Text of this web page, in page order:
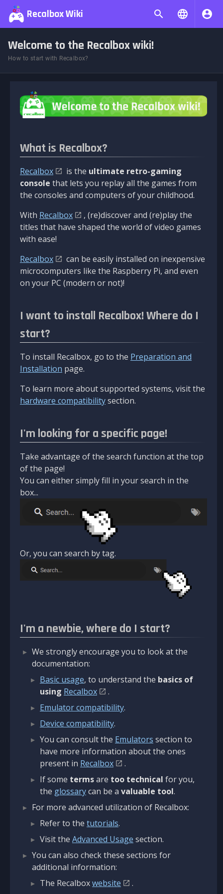
Recalbox Wiki
Welcome to the Recalbox wiki!
How to start with Recalbox?
What is Recalbox?
Recalbox is the ultimate retro-gaming
console that lets you replay all the games from
the consoles and computers of your childhood.
With Recalbox
, (re)discover and (re)play the
titles that have shaped the world of video games
with ease!
Recalbox
can be easily installed on inexpensive
microcomputers like the Raspberry Pi, and even
on your PC (modern or not)!
I want to install Recalbox! Where do I
start?
To install Recalbox, go to the Preparation and
Installation page.
To learn more about supported systems, visit the
hardware compatibilitysection.
I'm looking for a specific page!
Take advantage of the search function at the top
of the page!
You can either simply fill in your search in the
box...
Or, you can search by tag.
I'm a newbie, where do I start?
We strongly encourage you to look at the
documentation:
Basic usage, to understand the basics of
using Recalbox
.
Emulator compatibility.
Device compatibility.
You can consult the Emulators section to
have more information about the ones
present in Recalbox
.
If some termsare too technical for you,
the glossarycan be a valuable tool.
For more advanced utilization of Recalbox:
Refer to the tutorials.
Visit the Advanced Usage section.
You can also check these sections for
additional information:
The Recalboxwebsite
.